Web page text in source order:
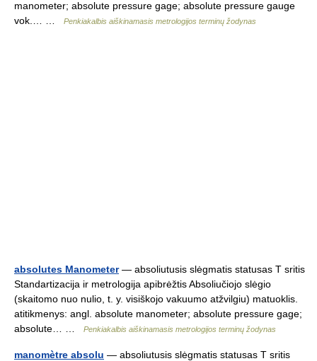
manometer; absolute pressure gage; absolute pressure gauge
vok.… …
Penkiakalbis aiškinamasis metrologijos terminų žodynas
absolutes Manometer— absoliutusis slėgmatis statusas T sritis
Standartizacija ir metrologija apibrėžtis Absoliučiojo slėgio
(skaitomo nuo nulio, t. y. visiškojo vakuumo atžvilgiu) matuoklis.
atitikmenys: angl. absolute manometer; absolute pressure gage;
absolute… …
Penkiakalbis aiškinamasis metrologijos terminų žodynas
manomètre absolu — absoliutusis slėgmatis statusas T sritis